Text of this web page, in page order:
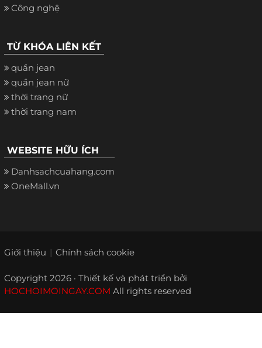
Công nghệ
TỪ KHÓA LIÊN KẾT
quần jean
quần jean nữ
thời trang nữ
thời trang nam
WEBSITE HỮU ÍCH
Danhsachcuahang.com
OneMall.vn
Giới thiệu Chính sách cookie
Copyright 2026 · Thiết kế và phát triển bởi
HOCHOIMOINGAY.COM All rights reserved